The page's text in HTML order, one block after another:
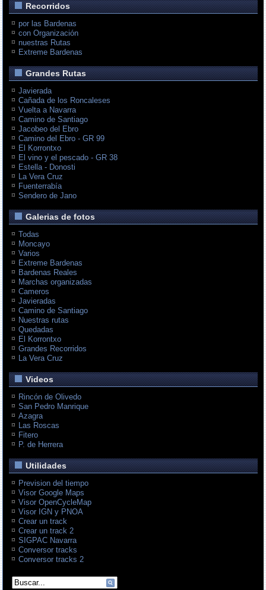
Recorridos
por las Bardenas
con Organización
nuestras Rutas
Extreme Bardenas
Grandes Rutas
Javierada
Cañada de los Roncaleses
Vuelta a Navarra
Camino de Santiago
Jacobeo del Ebro
Camino del Ebro - GR 99
El Korrontxo
El vino y el pescado - GR 38
Estella - Donosti
La Vera Cruz
Fuenterrabía
Sendero de Jano
Galerias de fotos
Todas
Moncayo
Varios
Extreme Bardenas
Bardenas Reales
Marchas organizadas
Cameros
Javieradas
Camino de Santiago
Nuestras rutas
Quedadas
El Korrontxo
Grandes Recorridos
La Vera Cruz
Videos
Rincón de Olivedo
San Pedro Manrique
Azagra
Las Roscas
Fitero
P. de Herrera
Utilidades
Prevision del tiempo
Visor Google Maps
Visor OpenCycleMap
Visor IGN y PNOA
Crear un track
Crear un track 2
SIGPAC Navarra
Conversor tracks
Conversor tracks 2